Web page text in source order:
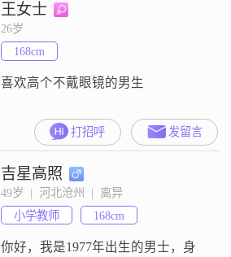
王女士
26岁
168cm
喜欢高个不戴眼镜的男生
打招呼 发留言
吉星高照
49岁  |  河北沧州  |  离异
小学教师
168cm
你好，我是1977年出生的男士，身